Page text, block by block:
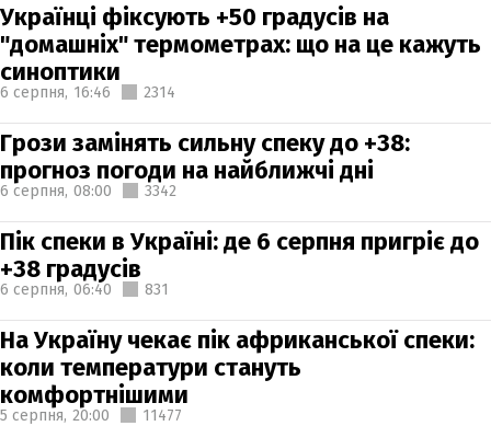
Українці фіксують +50 градусів на
"домашніх" термометрах: що на це кажуть
синоптики
6 серпня, 16:46 2314
Грози замінять сильну спеку до +38:
прогноз погоди на найближчі дні
6 серпня, 08:00 3342
Пік спеки в Україні: де 6 серпня пригріє до
+38 градусів
6 серпня, 06:40 831
На Україну чекає пік африканської спеки:
коли температури стануть
комфортнішими
5 серпня, 20:00 11477